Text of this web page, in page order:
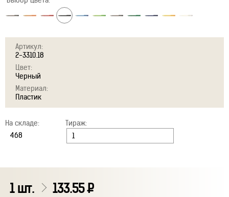
Артикул:
2-3310.18
Цвет:
Черный
Материал:
Пластик
На складе: Тираж:
1шт. 133.55Р